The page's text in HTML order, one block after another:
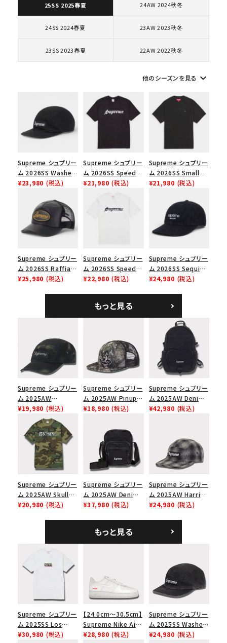
キーワードから探す
キャップ・ハット
パーカー・クルーネック
コラボレーションブランドから探す
並び順
価格から探す
円
絞り込んで検索する
25SS 2025春夏 24AW 2024秋冬
24SS 2024春夏 23AW 2023秋冬
23SS 2023春夏 22AW 2022秋冬
他のシーズンを見る keyboard_arrow_down
Supreme シュプリー
ム 2026SS Washed
Chino Twill Camp
ノツイル キャンプキャ
ップ ブラック
¥23,980 (税込)
Supreme シュプリー
ム 2026SS Speed
Tee スピードTシャツ
¥21,980 (税込)
Supreme シュプリー
ム 2026SS Small
Box Tee スモールボ
¥21,980 (税込)
Supreme シュプリー
ム 2026SS Raffia
Mesh Back 5-Panel
¥25,980 (税込)
Supreme シュプリー
ム 2026SS Speed
Tee スピードTシャツ
¥22,980 (税込)
Supreme シュプリー
ム 2026SS Sequin
Denim Classic
シックロゴ 6パネルキ
ャップ ブラック
¥24,980 (税込)
もっと見る
Supreme シュプリー
ム 2025AW
Overdyed Camp
Cap オーバーダイド
キャンプキャップ ブ
ラック
¥19,980 (税込)
Supreme シュプリー
ム 2025AW Pinup
Mesh Back 5-Panel
ュバック 5パネルキャ
ップ トゥルーティン
バーHTC フォールカ
¥18,980 (税込)
Supreme シュプリー
ム 2025AW Denim
Backpack デニム バ
¥42,980 (税込)
Supreme シュプリー
ム 2025AW Skull
Tee スカル Tシャ
¥20,980 (税込)
Supreme シュプリー
ム 2025AW Denim
Shoulder Bag デニ
¥37,980 (税込)
Supreme シュプリー
ム 2025AW Harris
Tweed Camp Cap
¥24,980 (税込)
もっと見る
Supreme シュプリー
ム 2025SS Los
Angeles Fire Relief
¥30,980 (税込)
【24.0cm～30.5cm】
Supreme Nike Air
Force 1 Low シュプ
¥28,980 (税込)
Supreme シュプリー
ム 2025SS Washed
Chino Twill Camp
¥24,980 (税込)